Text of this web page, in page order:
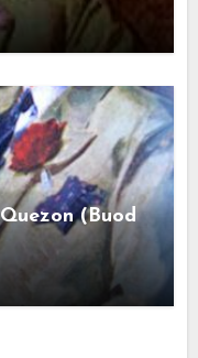
(Buod